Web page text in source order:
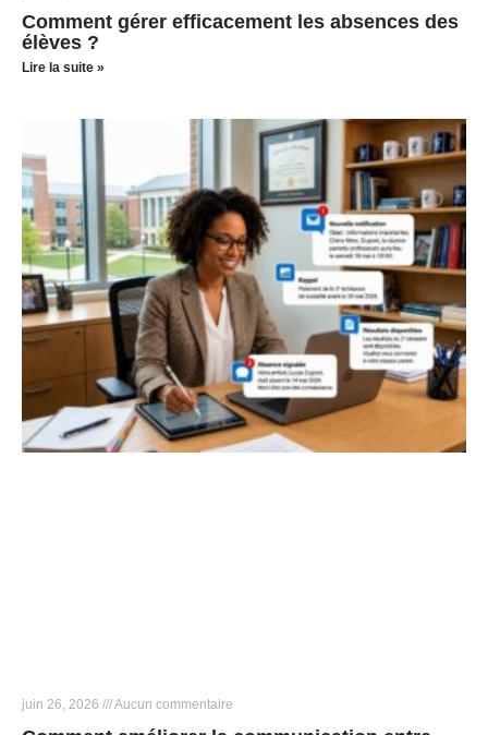
Comment gérer efficacement les absences des
élèves ?
Lire la suite »
juin 26, 2026 Aucun commentaire